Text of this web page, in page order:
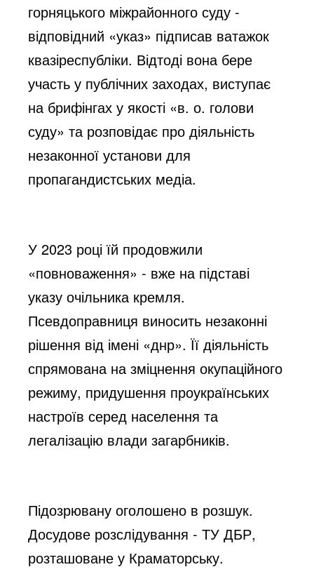
горняцького міжрайонного суду -
відповідний «указ» підписав ватажок
квазіреспубліки. Відтоді вона бере
участь у публічних заходах, виступає
на брифінгах у якості «в. о. голови
суду» та розповідає про діяльність
незаконної установи для
пропагандистських медіа.
У 2023 році їй продовжили
«повноваження» - вже на підставі
указу очільника кремля.
Псевдоправниця виносить незаконні
рішення від імені «днр». Її діяльність
спрямована на зміцнення окупаційного
режиму, придушення проукраїнських
настроїв серед населення та
легалізацію влади загарбників.
Підозрювану оголошено в розшук.
Досудове розслідування - ТУ ДБР,
розташоване у Краматорську.